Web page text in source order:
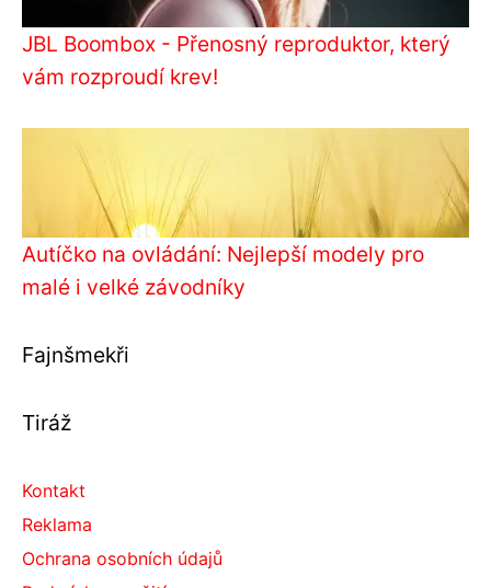
JBL Boombox - Přenosný reproduktor, který
vám rozproudí krev!
Autíčko na ovládání: Nejlepší modely pro
malé i velké závodníky
Fajnšmekři
Tiráž
Kontakt
Reklama
Ochrana osobních údajů